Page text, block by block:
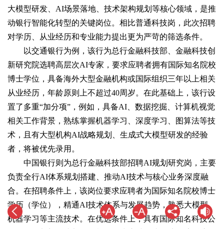
大模型研发、AI场景落地、技术架构规划等核心领域，是推
动银行智能化转型的关键岗位。相比普通科技岗，此次招聘
对学历、从业经历和专业能力提出更为严苛的筛选条件。
以交通银行为例，该行为总行金融科技部、金融科技创
新研究院选聘高层次AI专家，要求应聘者拥有国际知名院校
博士学位，具备海外大型金融机构或国际组织三年以上相关
从业经历，年龄原则上不超过40周岁。在此基础上，该行设
置了多重“加分项”，例如，具备AI、数据挖掘、计算机视觉
相关工作背景，熟练掌握机器学习、深度学习、图算法等技
术，且有大型机构AI战略规划、生成式大模型研发的经验
者，将被优先录用。
中国银行则为总行金融科技部招聘AI规划研究岗，主要
负责全行AI体系规划搭建、推动AI技术与核心业务深度融
合。在招聘条件上，该岗位要求应聘者为国际知名院校博士
学历（学位），精通AI技术体系与发展趋势，熟悉大模型、
机器学习等主流技术。在优选条件上，具有国际知名科技公